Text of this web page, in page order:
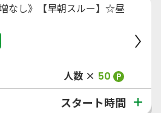
なし》【早朝スルー】☆昼
人数 × 50 P
スタート時間